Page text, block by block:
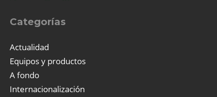
Categorías
Actualidad
Equipos y productos
A fondo
Internacionalización